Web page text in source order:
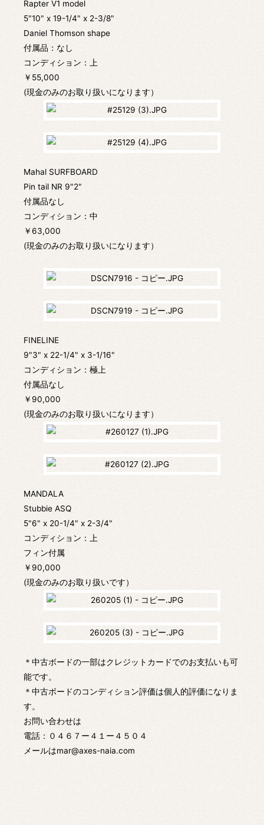
Rapter V1 model
5"10" x 19-1/4" x 2-3/8"
Daniel Thomson shape
付属品：なし
コンディション：上
￥55,000
(現金のみのお取り扱いになります）
Mahal SURFBOARD
Pin tail NR 9"2"
付属品なし
コンディション：中
￥63,000
(現金のみのお取り扱いになります）
FINELINE
9"3" x 22-1/4" x 3-1/16"
コンディション：極上
付属品なし
￥90,000
(現金のみのお取り扱いになります）
MANDALA
Stubbie ASQ
5"6" x 20-1/4" x 2-3/4"
コンディション：上
フィン付属
￥90,000
(現金のみのお取り扱いです）
＊中古ボードの一部はクレジットカードでのお支払いも可
能です。
＊中古ボードのコンディション評価は個人的評価になりま
す。
お問い合わせは
電話：０４６７ー４１ー４５０４
メールはmar@axes-naia.com